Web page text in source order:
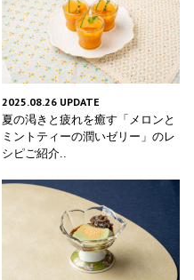
2025.08.26 UPDATE
夏の渇きと疲れを癒す「メロンと
ミントティーの潤いゼリー」のレ
シピご紹介..